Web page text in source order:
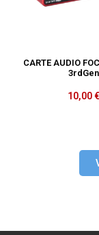
CARTE AUDIO
3rdGen
10,00€